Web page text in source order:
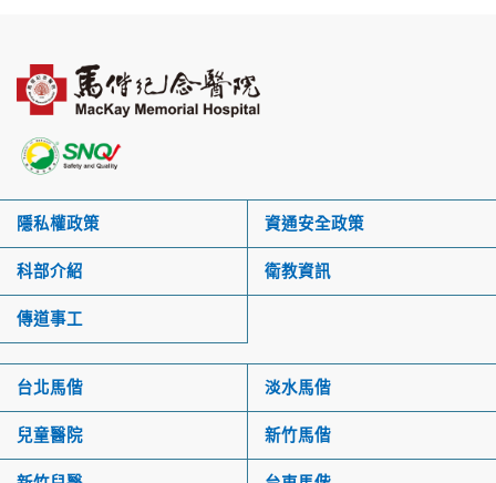
隱私權政策 資通安全政策
科部介紹 衛教資訊
傳道事工
台北馬偕 淡水馬偕
兒童醫院 新竹馬偕